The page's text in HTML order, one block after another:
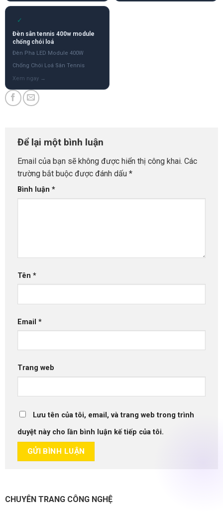
✓
Đèn sân tennis 400w module
chống chói loá
Đèn Pha LED Module 400W
Chống Chói Loá Sân Tennis
Để lại một bình luận
Email của bạn sẽ không được hiển thị công khai. Các
trường bắt buộc được đánh dấu *
Bình luận *
Tên *
Email *
Trang web
Lưu tên của tôi, email, và trang web trong trình
duyệt này cho lần bình luận kế tiếp của tôi.
CHUYÊN TRANG CÔNG NGHỆ